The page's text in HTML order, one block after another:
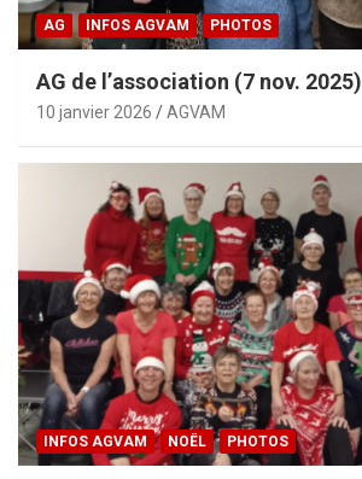
AG INFOS AGVAM PHOTOS
AG de l’association (7 nov. 2025)
10 janvier 2026 AGVAM
INFOS AGVAM NOËL PHOTOS